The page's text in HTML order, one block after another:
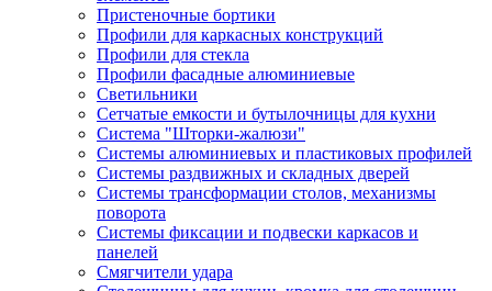
Пристеночные бортики
Профили для каркасных конструкций
Профили для стекла
Профили фасадные алюминиевые
Светильники
Сетчатые емкости и бутылочницы для кухни
Система "Шторки-жалюзи"
Системы алюминиевых и пластиковых профилей
Системы раздвижных и складных дверей
Системы трансформации столов, механизмы
поворота
Системы фиксации и подвески каркасов и
панелей
Смягчители удара